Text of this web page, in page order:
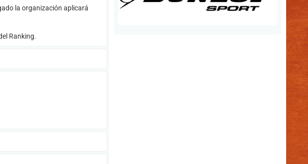
la organización aplicará
Ranking.